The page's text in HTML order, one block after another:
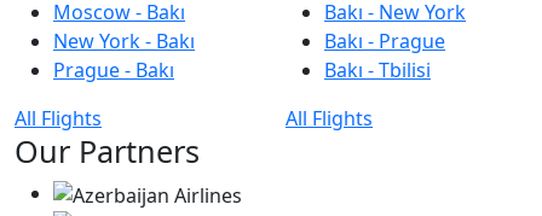
Moscow - Bakı
New York - Bakı
Prague - Bakı
All Flights
Bakı - New York
Bakı - Prague
Bakı - Tbilisi
All Flights
Our Partners